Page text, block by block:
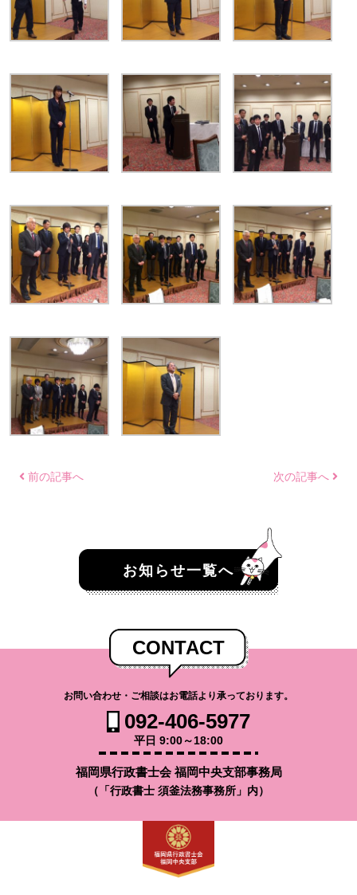
前の記事へ 次の記事へ
お知らせ一覧へ
CONTACT
お問い合わせ・ご相談はお電話より承っております。
092-406-5977
平日 9:00～18:00
福岡県行政書士会 福岡中央支部事務局
（「行政書士 須釜法務事務所」内）